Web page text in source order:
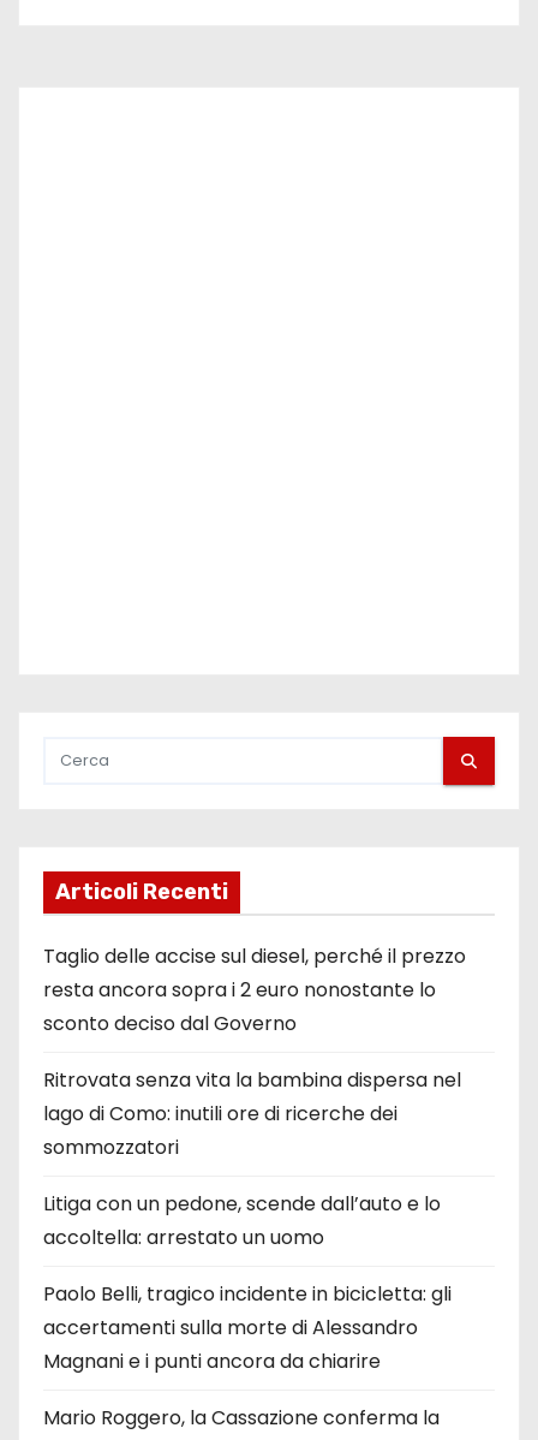
Articoli Recenti
Taglio delle accise sul diesel, perché il prezzo
resta ancora sopra i 2 euro nonostante lo
sconto deciso dal Governo
Ritrovata senza vita la bambina dispersa nel
lago di Como: inutili ore di ricerche dei
sommozzatori
Litiga con un pedone, scende dall’auto e lo
accoltella: arrestato un uomo
Paolo Belli, tragico incidente in bicicletta: gli
accertamenti sulla morte di Alessandro
Magnani e i punti ancora da chiarire
Mario Roggero, la Cassazione conferma la